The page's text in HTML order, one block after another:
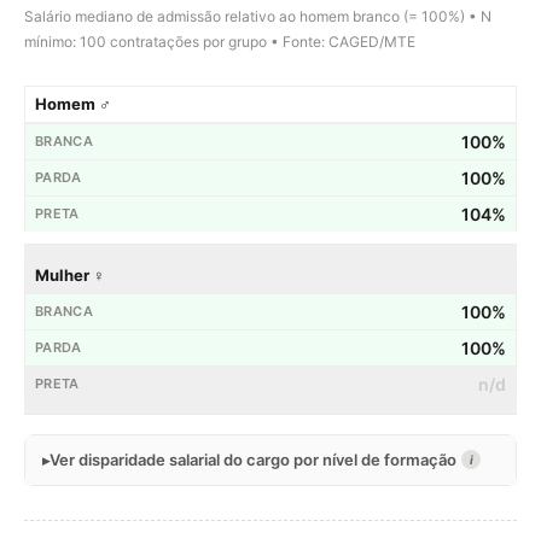
Salário mediano de admissão relativo ao homem branco (= 100%) • N
mínimo: 100 contratações por grupo • Fonte: CAGED/MTE
Homem ♂
100%
100%
104%
Mulher ♀
100%
100%
n/d
Ver disparidade salarial do cargo por nível de formação i